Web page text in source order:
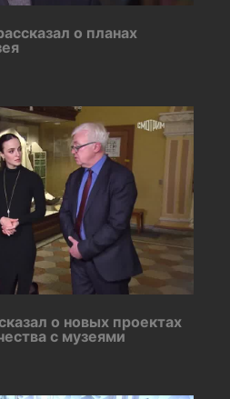
о планах
о новых проектах
с музеями